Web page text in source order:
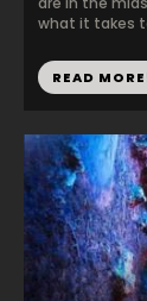
what it takes
READ